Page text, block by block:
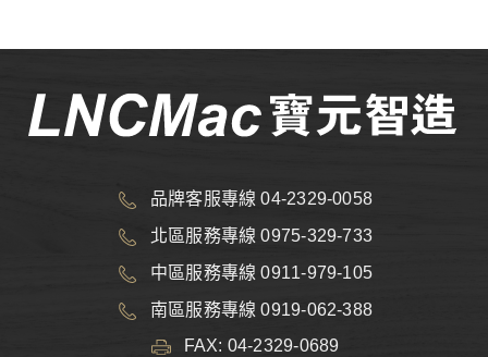
品牌客服專線 04-2329-0058
北區服務專線 0975-329-733
中區服務專線 0911-979-105
南區服務專線 0919-062-388
FAX: 04-2329-0689